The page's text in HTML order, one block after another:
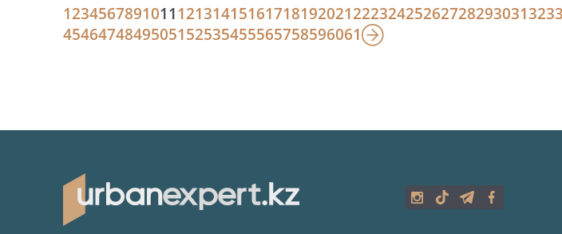
123456789101112131415161718192021222324252627282930313233
4546474849505152535455565758596061